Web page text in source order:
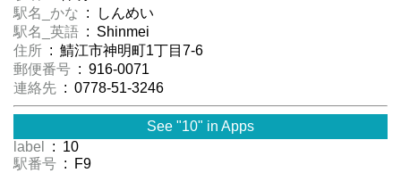
駅名_かな : しんめい
駅名_英語 : Shinmei
住所 : 鯖江市神明町1丁目7-6
郵便番号 : 916-0071
連絡先 : 0778-51-3246
See "10" in Apps
label
: 10
駅番号 : F9